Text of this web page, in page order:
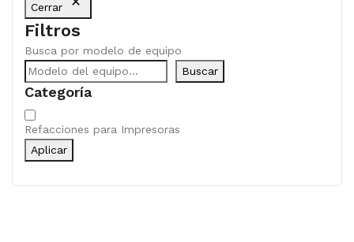
Cerrar
Filtros
Busca por modelo de equipo
Buscar
Categoría
Categoría
Refacciones para Impresoras
Aplicar